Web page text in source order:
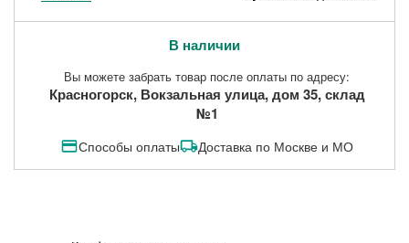
В наличии
Вы можете забрать товар после оплаты по адресу:
Красногорск, Вокзальная улица, дом 35, склад
№1
Способы оплаты Доставка по Москве и МО